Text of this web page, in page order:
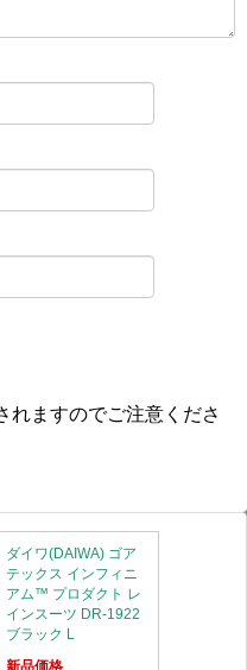
れますのでご注意くださ
ダイワ(DAIWA) ゴア
テックス インフィニ
アム™ プロダクト レ
インスーツ DR-1922
ブラック L
新品価格